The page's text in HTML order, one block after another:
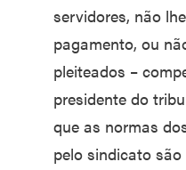
servidores, não
pagamento, ou
pleiteados –
presidente do
que as normas
pelo sindicato